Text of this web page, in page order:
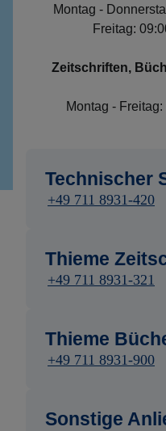
Montag -
Freitag:
Zeitschriften,
Montag -
Technischer
+49 711 8931-420
Thieme
+49 711 8931-321
Thieme
+49 711 8931-900
Sonstige